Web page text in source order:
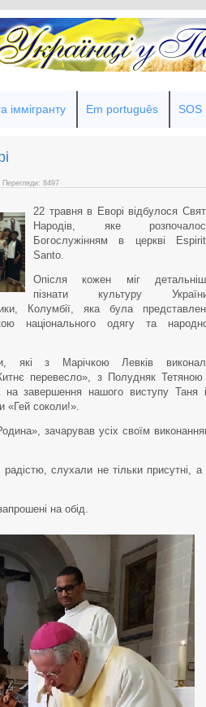
іммігранту Em português SOS
Перегляди: 8497
22 травня в Еворі відбулося
Народів, яке
Богослужінням в церкві
Santo.
Опісля кожен міг
пізнати культуру
Колумбії, яка була
національного одягу та
які з Марічкою Левків
перевесло», з Полудняк
завершення нашого виступу Таня
«Гей соколи!».
зачарував усіх своїм
слухали не тільки присутні, а
на обід.